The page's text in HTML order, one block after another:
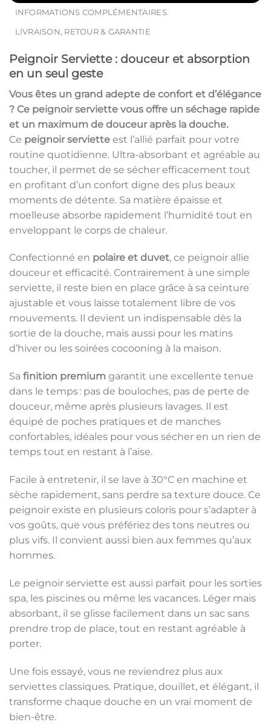
INFORMATIONS COMPLÉMENTAIRES
LIVRAISON, RETOUR & GARANTIE
Peignoir Serviette : douceur et absorption
en un seul geste
Vous êtes un grand adepte de confort et d’élégance
? Ce peignoir serviette vous offre un séchage rapide
et un maximum de douceur après la douche.
Ce peignoir serviette est l’allié parfait pour votre
routine quotidienne. Ultra-absorbant et agréable au
toucher, il permet de se sécher efficacement tout
en profitant d’un confort digne des plus beaux
moments de détente. Sa matière épaisse et
moelleuse absorbe rapidement l’humidité tout en
enveloppant le corps de chaleur.
Confectionné en polaire et duvet, ce peignoir allie
douceur et efficacité. Contrairement à une simple
serviette, il reste bien en place grâce à sa ceinture
ajustable et vous laisse totalement libre de vos
mouvements. Il devient un indispensable dès la
sortie de la douche, mais aussi pour les matins
d’hiver ou les soirées cocooning à la maison.
Sa finition premium garantit une excellente tenue
dans le temps : pas de bouloches, pas de perte de
douceur, même après plusieurs lavages. Il est
équipé de poches pratiques et de manches
confortables, idéales pour vous sécher en un rien de
temps tout en restant à l’aise.
Facile à entretenir, il se lave à 30°C en machine et
sèche rapidement, sans perdre sa texture douce. Ce
peignoir existe en plusieurs coloris pour s’adapter à
vos goûts, que vous préfériez des tons neutres ou
plus vifs. Il convient aussi bien aux femmes qu’aux
hommes.
Le peignoir serviette est aussi parfait pour les sorties
spa, les piscines ou même les vacances. Léger mais
absorbant, il se glisse facilement dans un sac sans
prendre trop de place, tout en restant agréable à
porter.
Une fois essayé, vous ne reviendrez plus aux
serviettes classiques. Pratique, douillet, et élégant, il
transforme chaque douche en un vrai moment de
bien-être.